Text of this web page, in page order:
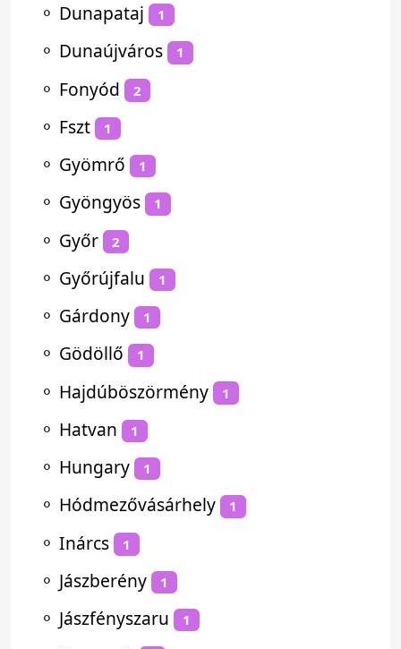
⚬ Dunapataj 1
⚬ Dunaújváros 1
⚬ Fonyód 2
⚬ Fszt 1
⚬ Gyömrő 1
⚬ Gyöngyös 1
⚬ Győr 2
⚬ Győrújfalu 1
⚬ Gárdony 1
⚬ Gödöllő 1
⚬ Hajdúböszörmény 1
⚬ Hatvan 1
⚬ Hungary 1
⚬ Hódmezővásárhely 1
⚬ Inárcs 1
⚬ Jászberény 1
⚬ Jászfényszaru 1